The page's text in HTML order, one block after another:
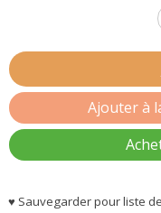
Ajouter à
♥ Sauvegarder pour liste